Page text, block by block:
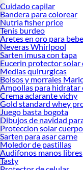
Cuidado capilar
Bandera para colorear
Nutria fisher price
Tenis burdeo
Aretes en oro para bebe
Neveras Whirlpool
Sarten imusa con tapa
Eucerin protector solar
Medias quirurgicas
Bolsos y morrales
Ampollas para hidratar
Crema aclarante vichy
Gold standard whey
Juego basta bogota
Dibujos de navidad
Proteccion solar
Sarten para asar carne
Moledor de pastillas
Audifonos manos libres
Tasty